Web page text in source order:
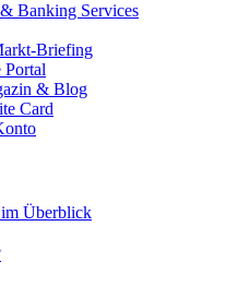
Banking Services
Briefing
& Blog
Card
im Überblick